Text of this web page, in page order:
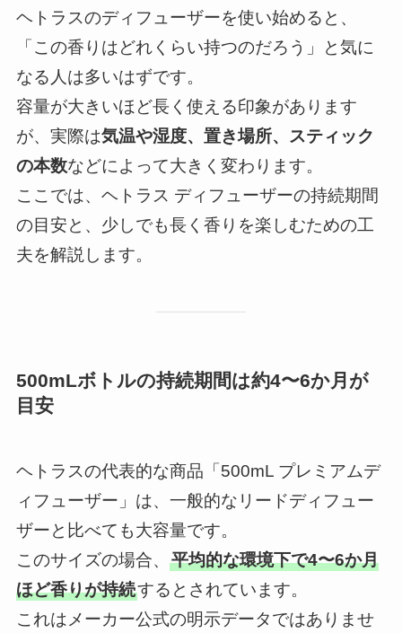
ヘトラスのディフューザーを使い始めると、
「この香りはどれくらい持つのだろう」と気に
なる人は多いはずです。
容量が大きいほど長く使える印象があります
が、実際は気温や湿度、置き場所、スティック
の本数などによって大きく変わります。
ここでは、ヘトラス ディフューザーの持続期間
の目安と、少しでも長く香りを楽しむための工
夫を解説します。
500mLボトルの持続期間は約4〜6か月が
目安
ヘトラスの代表的な商品「500mL プレミアムデ
ィフューザー」は、一般的なリードディフュー
ザーと比べても大容量です。
このサイズの場合、 平均的な環境下で4〜6か月
ほど香りが持続するとされています。
これはメーカー公式の明示データではありませ